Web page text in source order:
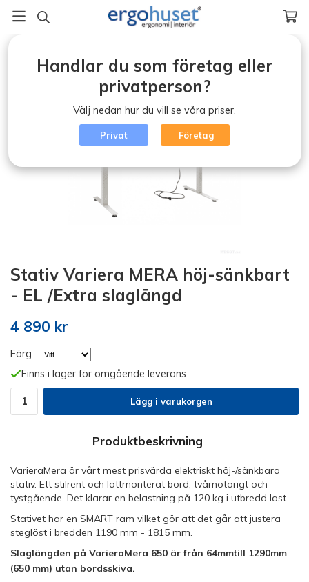
Stativ Variera MERA höj-sänkbart - EL /Extra slaglängd
Stativ Variera MERA höj-sänkbart
- EL /Extra slaglängd
4 890 kr
Färg
Finns i lager för omgående leverans
Lägg i varukorgen
Produktbeskrivning
VarieraMera är vårt mest prisvärda elektriskt höj-/sänkbara
stativ. Ett stilrent och lättmonterat bord, tvåmotorigt och
tystgående. Det klarar en belastning på 120 kg i utbredd last.
Stativet har en SMART ram vilket gör att det går att justera
steglöst i bredden 1190 mm - 1815 mm.
Slaglängden på VarieraMera 650 är från 64mmtill 1290mm
(650 mm) utan bordsskiva.
Handlar du som företag eller
privatperson?
Välj nedan hur du vill se våra priser.
Privat Företag